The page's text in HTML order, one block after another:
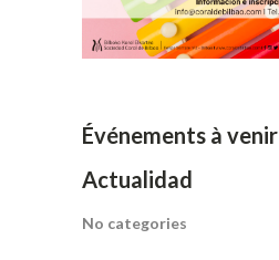
Événements à venir
Actualidad
No categories